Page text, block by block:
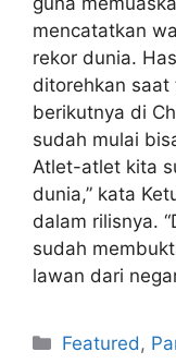
mencatatkan
rekor dunia.
ditorehkan saat
berikutnya di
sudah mulai
Atlet-atlet kita
dunia,” kata
dalam rilisnya.
sudah
lawan dari
Featured,